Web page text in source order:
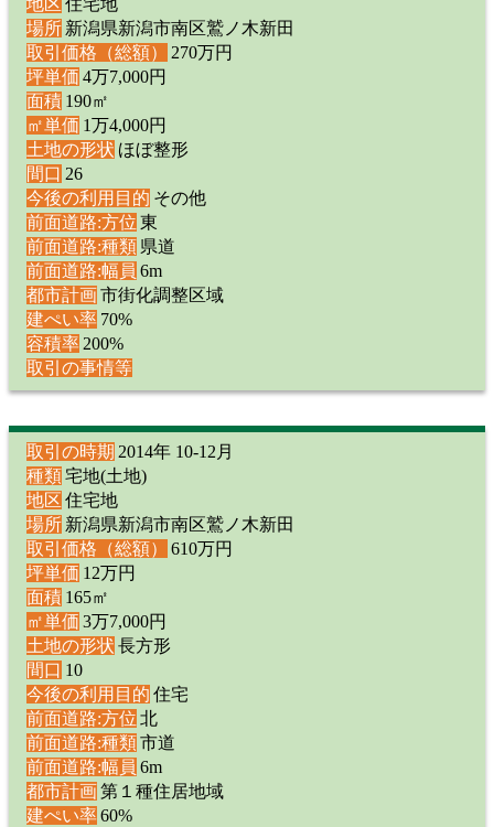
地区 住宅地
場所 新潟県新潟市南区鷲ノ木新田
取引価格（総額）
270万円
坪単価 4万7,000円
面積 190㎡
㎡単価 1万4,000円
土地の形状 ほぼ整形
間口 26
今後の利用目的 その他
前面道路:方位 東
前面道路:種類 県道
前面道路:幅員 6m
都市計画 市街化調整区域
建ぺい率 70%
容積率200%
取引の事情等
取引の時期 2014年 10-12月
種類 宅地(土地)
地区 住宅地
場所 新潟県新潟市南区鷲ノ木新田
取引価格（総額）
610万円
坪単価 12万円
面積 165㎡
㎡単価 3万7,000円
土地の形状 長方形
間口 10
今後の利用目的 住宅
前面道路:方位 北
前面道路:種類 市道
前面道路:幅員 6m
都市計画 第１種住居地域
建ぺい率60%